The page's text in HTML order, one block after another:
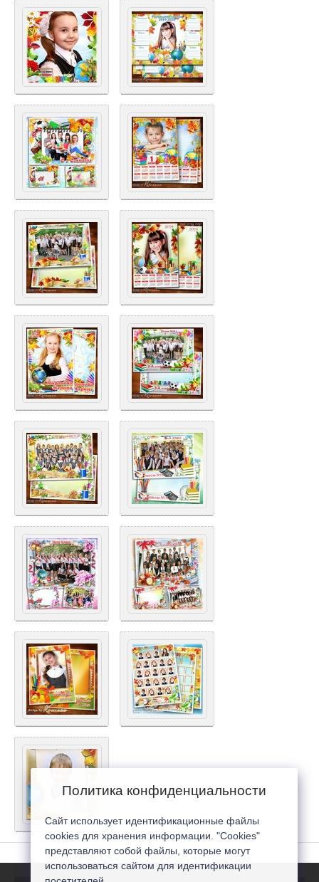
Политика конфиденциальности
Сайт использует идентификационные файлы
cookies для хранения информации. "Cookies"
представляют собой файлы, которые могут
использоваться сайтом для идентификации